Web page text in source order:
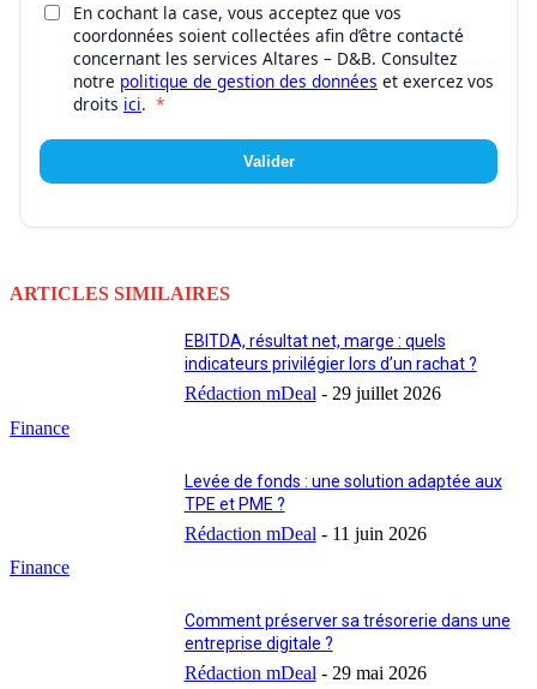
En cochant la case, vous acceptez que vos
coordonnées soient collectées afin d’être contacté
concernant les services Altares – D&B. Consultez
notre politique de gestion des données et exercez vos
droits ici. *
Valider
ARTICLES SIMILAIRES
Finance
EBITDA, résultat net, marge : quels
indicateurs privilégier lors d’un rachat ?
Rédaction mDeal - 29 juillet 2026
Finance
Levée de fonds : une solution adaptée aux
TPE et PME ?
Rédaction mDeal - 11 juin 2026
Comment préserver sa trésorerie dans une
entreprise digitale ?
Rédaction mDeal - 29 mai 2026